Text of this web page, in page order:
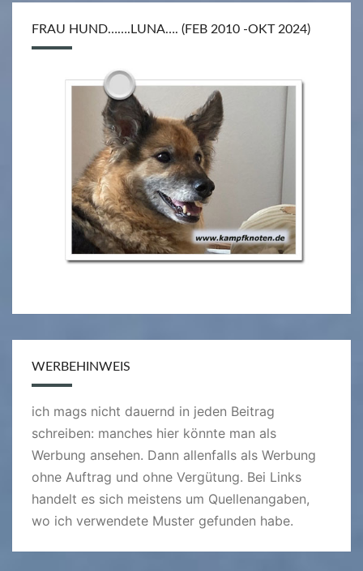
FRAU HUND…….LUNA…. (FEB 2010 -OKT 2024)
WERBEHINWEIS
ich mags nicht dauernd in jeden Beitrag
schreiben: manches hier könnte man als
Werbung ansehen. Dann allenfalls als Werbung
ohne Auftrag und ohne Vergütung. Bei Links
handelt es sich meistens um Quellenangaben,
wo ich verwendete Muster gefunden habe.